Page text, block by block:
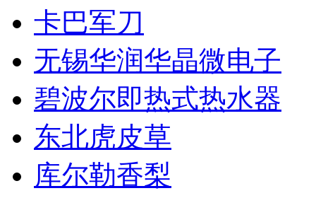
卡巴军刀
无锡华润华晶微电子
碧波尔即热式热水器
东北虎皮草
库尔勒香梨